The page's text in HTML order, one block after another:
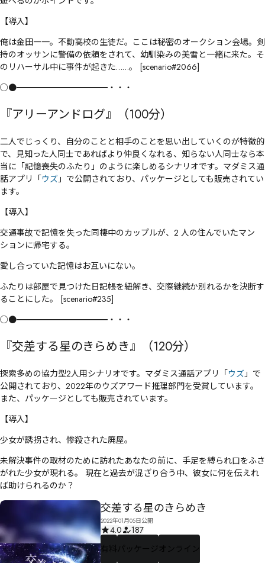
【導入】
俺は金田一一。不動高校の生徒だ。ここは秘密のオークション会場。剣
持のオッサンに警備の依頼をされて、幼馴染みの美雪と一緒に来た。そ
のリハーサル中に事件が起きた……。 [scenario#2066]
○●━━━━━━━━━━━・・・
『アリーアンドログ』（100分）
二人でじっくり、自分のことと相手のことを思い出していくのが特徴的
で、見知った人同士であればより仲良くなれる、知らない人同士なら本
当に「記憶喪失のふたり」のように楽しめるシナリオです。マダミス通
話アプリ「ウズ」で公開されており、パッケージとしても販売されてい
ます。
【導入】
交通事故で記憶を失った同棲中のカップルが、2 人の住んでいたマン
ションに帰宅する。
愛し合っていた記憶はお互いにない。
ふたりは部屋で見つけた日記帳を紐解き、交際継続か別れるかを決断す
ることにした。 [scenario#235]
○●━━━━━━━━━━━・・・
『交差する星のきらめき』（120分）
探索多めの協力型2人用シナリオです。マダミス通話アプリ「ウズ」で
公開されており、2022年のウズアワード推理部門を受賞しています。
また、パッケージとしても販売されています。
【導入】
少女が誘拐され、惨殺された廃屋。
未解決事件の取材のために訪れたあなたの前に、手足を縛られ口をふさ
がれた少女が現れる。 現在と過去が混ざり合う中、彼女に何を伝えれ
ば助けられるのか？
交差する星のきらめき
2022年01月05日公開
4.0
187
有料 パッケージ オンライン